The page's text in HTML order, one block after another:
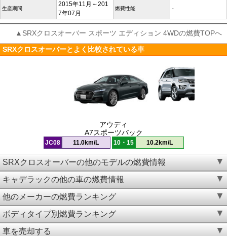
生産期間
2015年11月～201
7年07月
燃費性能 -
▲SRXクロスオーバー スポーツ エディション 4WDの燃費TOPへ
SRXクロスオーバーとよく比較されている車
アウディ
A7スポーツバック
JC08 11.0km/L 10・15 10.2km/L
SRXクロスオーバーの他のモデルの燃費情報
キャデラックの他の車の燃費情報
他のメーカーの燃費ランキング
ボディタイプ別燃費ランキング
車を売却する